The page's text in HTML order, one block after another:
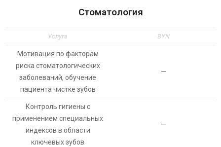
Стоматология
Услуга BYN
Мотивация по факторам
риска стоматологических
заболеваний, обучение
пациента чистке зубов
—
Контроль гигиены с
применением специальных
индексов в области
ключевых зубов
—